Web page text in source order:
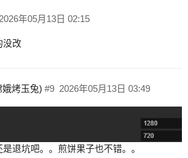
2026年05月13日 02:15
没改
娥烤玉兔) 2026年05月13日 03:49
#9
退坑吧。。煎饼果子也不错。。